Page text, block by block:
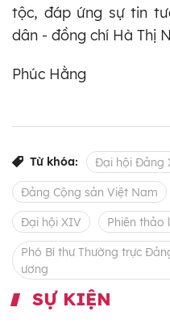
tộc, đáp ứng sự tin
dân - đồng chí Hà Thị
Phúc Hằng
Từ khóa: Đại hội Đảng
Đảng Cộng sản Việt Nam
Đại hội XIV Phiên thảo
Phó Bí thư Thường trực
ương
SỰ KIỆN